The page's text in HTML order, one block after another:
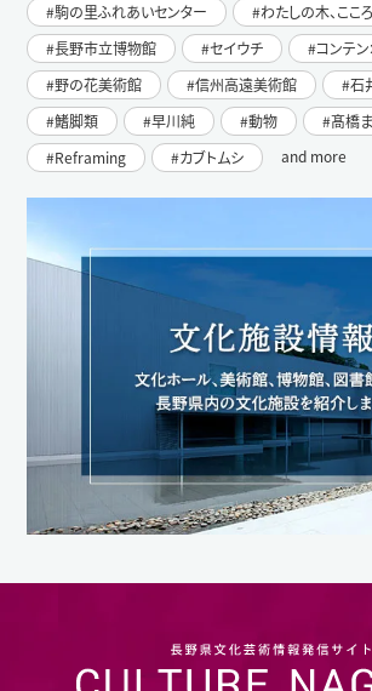
駒の里ふれあいセンター
わたしの木、ここ
長野市立博物館
セイウチ
コンテ
野の花美術館
信州高遠美術館
石
鰭脚類
早川純 動物
髙橋
Reframing
カブトムシ and more